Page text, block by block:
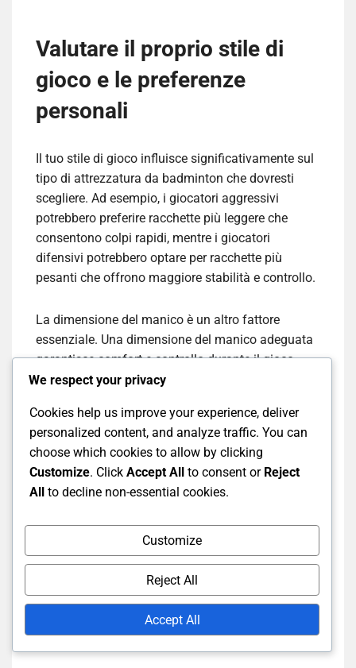
Valutare il proprio stile di
gioco e le preferenze
personali
Il tuo stile di gioco influisce significativamente sul
tipo di attrezzatura da badminton che dovresti
scegliere. Ad esempio, i giocatori aggressivi
potrebbero preferire racchette più leggere che
consentono colpi rapidi, mentre i giocatori
difensivi potrebbero optare per racchette più
pesanti che offrono maggiore stabilità e controllo.
La dimensione del manico è un altro fattore
essenziale. Una dimensione del manico adeguata
garantisce comfort e controllo durante il gioco.
Generalmente, manici più piccoli consentono
vantaggioso per colpi rapidi, mentre manici più
grandi forniscono maggiore stabilità per colpi
potenti.
La tensione delle corde gioca anche un ruolo
offrono un migliore controllo e rotazione, adatte
per i giocatori avanzati, mentre tensioni più basse
forniscono più potenza e una sensazione più
morbida, che può essere vantaggiosa per i
principianti che stanno ancora sviluppando la
propria tecnica.
We respect your privacy
Cookies help us improve your experience, deliver
personalized content, and analyze traffic. You can
choose which cookies to allow by clicking
Customize. Click Accept All to consent or Reject
All to decline non-essential cookies.
Customize
Reject All
Accept All